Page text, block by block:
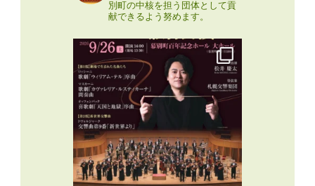
別町の中核を担う団体として貢
献できるよう努めます。